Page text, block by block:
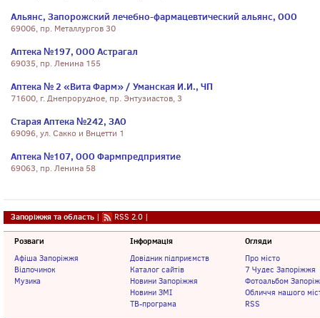
Альянс, Запорожский лечебно-фармацевтический альянс, ООО
69006, пр. Металлургов 30
Аптека №197, ООО Астрагал
69035, пр. Ленина 155
Аптека № 2 «Вита Фарм» / Уманская И.И., ЧП
71600, г. Днепрорудное, пр. Энтузиастов, 3
Старая Аптека №242, ЗАО
69096, ул. Сакко и Внцетти 1
Аптека №107, ООО Фармпредприятие
69063, пр. Ленина 58
Запоріжжя та область | RSS 2.0 |
Розваги
Афіша Запоріжжя
Відпочинок
Музика
Інформація
Довідник підприємств
Каталог сайтів
Новини Запоріжжя
Новини ЗМІ
ТВ-програма
Огляди
Про місто
7 Чудес Запоріжжя
Фотоальбом
Обличчя нашого
RSS